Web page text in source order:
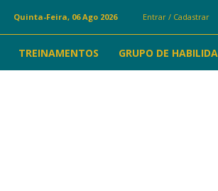
Quinta-Feira, 06 Ago 2026 Entrar / Cadastrar
TREINAMENTOS GRUPO DE